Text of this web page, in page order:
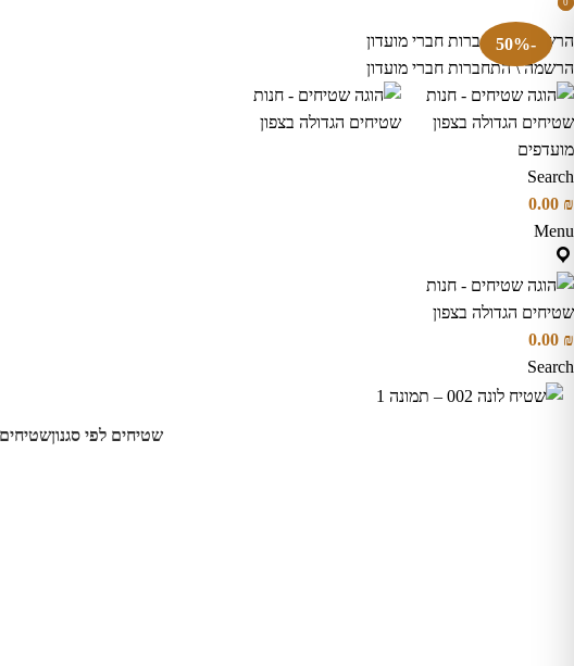
הרשמה \ התחברות חברי מועדון
הרשמה \ התחברות חברי מועדון
מועדפים
Search
0
0.00 ₪
Menu
0
0.00 ₪
Search
שטיחים לפי סגנון
-50%